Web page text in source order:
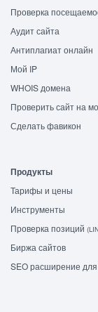
Проверка
Аудит сайта
Антиплагиат онлайн
Мой IP
WHOIS домена
Проверить сайт на
Сделать фавикон
Продукты
Тарифы и цены
Инструменты
Проверка позиций
Биржа сайтов
SEO расширение